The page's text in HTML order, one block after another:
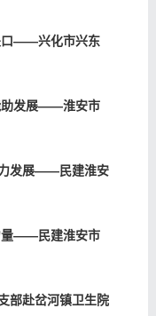
口——兴化市兴东
助发展——淮安市
发展——民建淮安
量——民建淮安市
部赴岔河镇卫生院